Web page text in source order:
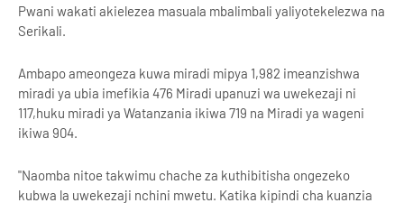
Pwani wakati akielezea masuala mbalimbali yaliyotekelezwa na
Serikali.
Ambapo ameongeza kuwa miradi mipya 1,982 imeanzishwa
miradi ya ubia imefikia 476 Miradi upanuzi wa uwekezaji ni
117,huku miradi ya Watanzania ikiwa 719 na Miradi ya wageni
ikiwa 904.
"Naomba nitoe takwimu chache za kuthibitisha ongezeko
kubwa la uwekezaji nchini mwetu. Katika kipindi cha kuanzia